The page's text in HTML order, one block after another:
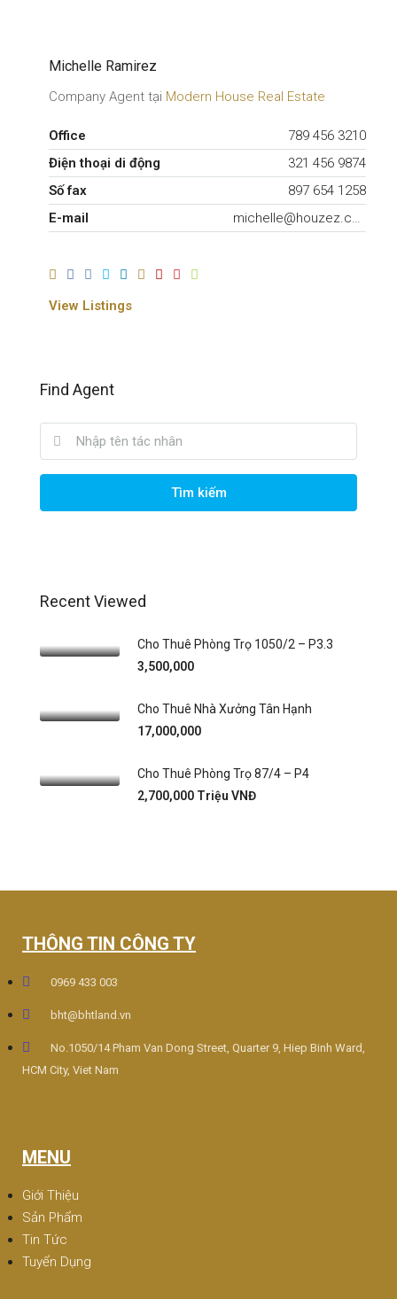
Michelle Ramirez
Company Agent tại Modern House Real Estate
Office
789 456 3210
Điện thoại di động
321 456 9874
Số fax
897 654 1258
E-mail
michelle@houzez.com
View Listings
Find Agent
Tìm kiếm
Recent Viewed
Cho Thuê Phòng Trọ 1050/2 – P3.3
3,500,000
Cho Thuê Nhà Xưởng Tân Hạnh
17,000,000
Cho Thuê Phòng Trọ 87/4 – P4
2,700,000 Triệu VNĐ
THÔNG TIN CÔNG TY
0969 433 003
bht@bhtland.vn
No.1050/14 Pham Van Dong Street, Quarter 9, Hiep Binh Ward,
HCM City, Viet Nam
MENU
Giới Thiệu
Sản Phẩm
Tin Tức
Tuyển Dụng